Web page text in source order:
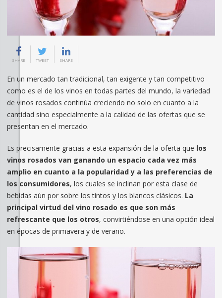
SHARE TWEET SHARE
En un mercado tan tradicional, tan exigente y tan competitivo
como es el de los vinos en todas partes del mundo, la variedad
de vinos rosados continúa creciendo no solo en cuanto a la
cantidad sino especialmente a la calidad de las ofertas que se
presentan en el mercado.
Es precisamente gracias a esta expansión de la oferta que los
vinos rosados van ganando un espacio cada vez más
amplio en cuanto a la popularidad y a las preferencias de
los consumidores, los cuales se inclinan por esta clase de
bebidas aún por sobre los tintos y los blancos clásicos. La
principal virtud del vino rosado es que son más
refrescante que los otros, convirtiéndose en una opción ideal
en épocas de primavera y de verano.